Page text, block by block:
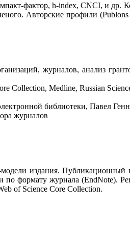
фактор, h-index, CNCI, и др.
Авторские профили
журналов, анализ
Collection, Medline, Russian
библиотеки, Павел
журналов
издания. Публикационный
формату журнала (EndNote).
of Science Core Collection.